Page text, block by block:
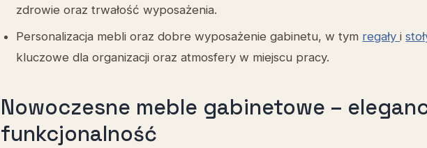
zdrowie oraz trwałość wyposażenia.
Personalizacja mebli oraz dobre wyposażenie gabinetu, w tym regałyi
kluczowe dla organizacji oraz atmosfery w miejscu pracy.
Nowoczesne meble gabinetowe –
funkcjonalność